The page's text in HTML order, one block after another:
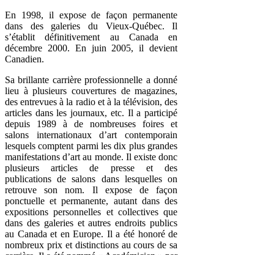
En 1998, il expose de façon permanente
dans des galeries du Vieux-Québec. Il
s’établit définitivement au Canada en
décembre 2000. En juin 2005, il devient
Canadien.
Sa brillante carrière professionnelle a donné
lieu à plusieurs couvertures de magazines,
des entrevues à la radio et à la télévision, des
articles dans les journaux, etc. Il a participé
depuis 1989 à de nombreuses foires et
salons internationaux d’art contemporain
lesquels comptent parmi les dix plus grandes
manifestations d’art au monde. Il existe donc
plusieurs articles de presse et des
publications de salons dans lesquelles on
retrouve son nom. Il expose de façon
ponctuelle et permanente, autant dans des
expositions personnelles et collectives que
dans des galeries et autres endroits publics
au Canada et en Europe. Il a été honoré de
nombreux prix et distinctions au cours de sa